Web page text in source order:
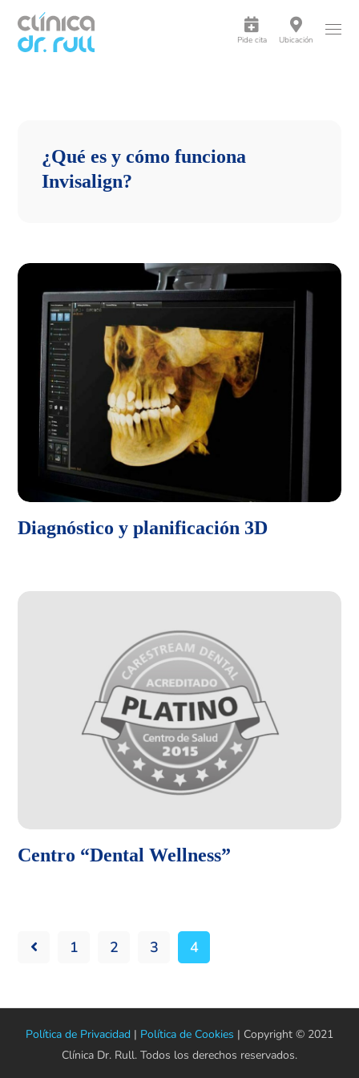
Pide cita Ubicación
¿Qué es y cómo funciona
Invisalign?
Diagnóstico y planificación 3D
Centro “Dental Wellness”
1 2 3 4
Política de Privacidad | Política de Cookies | Copyright © 2021
Clínica Dr. Rull. Todos los derechos reservados.